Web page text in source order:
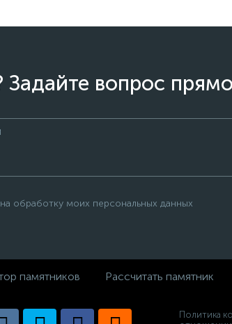
вопрос
обработку моих персональных данных
памятников Рассчитать памятник
Политика